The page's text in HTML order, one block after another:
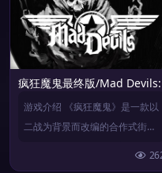
疯狂魔鬼最终版/Mad
游戏介绍 《疯狂魔鬼》是一款以
二战为背景而改编的合作式街机